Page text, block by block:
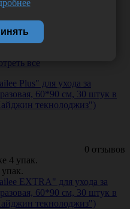
все
Plus" для ухода за
60*90 см, 30 штук в
текнолоджиз")
0 отзывов
4 упак.
EXTRA" для ухода за
60*90 см, 30 штук в
текнолоджиз")